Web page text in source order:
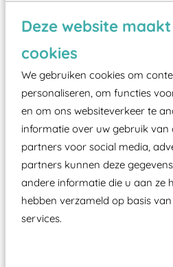
Deze website
cookies
We gebruiken cookies om
personaliseren, om functies
en om ons websiteverkeer te
informatie over uw gebruik van
partners voor social media,
partners kunnen deze
andere informatie die u aan ze
hebben verzameld op basis
services.
Vanaf een valhoogte van
valondergrond onder
zoals kunstgras, rubber
Elk speeltoestel in de
moet zijn van een
certificering, uitgegeven
aangewezen
Wij ook speeltoestellen
ze toch binnen het
Speeltoestellen vallen?